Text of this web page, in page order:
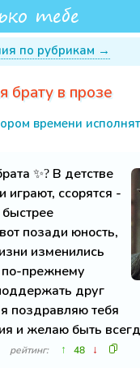
по рубрикам →
брату в прозе
времени
✨? В детстве
играют, ссорятся -
быстрее
позади юность,
изменились
прежнему
друг
поздравляю тебя
и желаю быть
рейтинг: ↑ 48 ↓